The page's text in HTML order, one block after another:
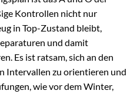
Kontrollen nicht nur
in Top-Zustand bleibt,
und damit
Es ist ratsam, sich an den
Intervallen zu orientieren und
wie vor dem Winter,